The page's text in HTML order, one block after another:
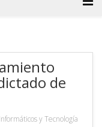
de
y Tecnología